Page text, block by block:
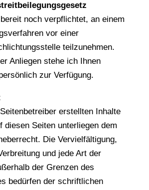
noch verpflichtet, an einem
vor einer
teilzunehmen.
Anliegen stehe ich Ihnen
zur Verfügung.
erstellten Inhalte
diesen Seiten unterliegen dem
Die Vervielfältigung,
und jede Art der
der Grenzen des
bedürfen der schriftlichen